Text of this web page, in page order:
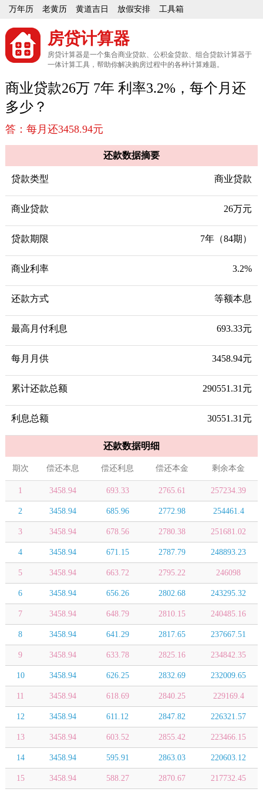
万年历 老黄历 黄道吉日 放假安排 工具箱
房贷计算器
房贷计算器是一个集合商业贷款、公积金贷款、组合贷款计算器于
一体计算工具，帮助你解决购房过程中的各种计算难题。
商业贷款26万 7年 利率3.2%，每个月还
多少？
答：每月还3458.94元
还款数据摘要
贷款类型 商业贷款
商业贷款 26万元
贷款期限 7年（84期）
商业利率 3.2%
还款方式 等额本息
最高月付利息 693.33元
每月月供 3458.94元
累计还款总额 290551.31元
利息总额 30551.31元
还款数据明细
期次 偿还本息 偿还利息 偿还本金 剩余本金
1 3458.94 693.33 2765.61 257234.39
2 3458.94 685.96 2772.98 254461.4
3 3458.94 678.56 2780.38 251681.02
4 3458.94 671.15 2787.79 248893.23
5 3458.94 663.72 2795.22 246098
6 3458.94 656.26 2802.68 243295.32
7 3458.94 648.79 2810.15 240485.16
8 3458.94 641.29 2817.65 237667.51
9 3458.94 633.78 2825.16 234842.35
10 3458.94 626.25 2832.69 232009.65
11 3458.94 618.69 2840.25 229169.4
12 3458.94 611.12 2847.82 226321.57
13 3458.94 603.52 2855.42 223466.15
14 3458.94 595.91 2863.03 220603.12
15 3458.94 588.27 2870.67 217732.45